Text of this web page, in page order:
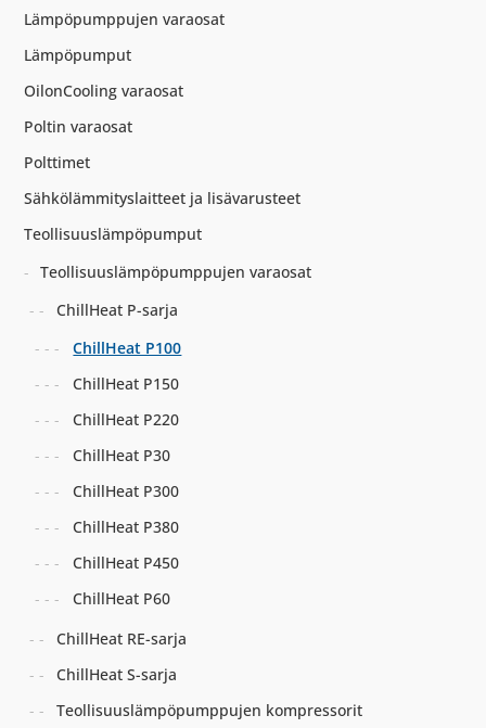
Lämpöpumppujen varaosat
Lämpöpumput
OilonCooling varaosat
Poltin varaosat
Polttimet
Sähkölämmityslaitteet ja lisävarusteet
Teollisuuslämpöpumput
Teollisuuslämpöpumppujen varaosat
ChillHeat P-sarja
ChillHeat P100
ChillHeat P150
ChillHeat P220
ChillHeat P30
ChillHeat P300
ChillHeat P380
ChillHeat P450
ChillHeat P60
ChillHeat RE-sarja
ChillHeat S-sarja
Teollisuuslämpöpumppujen kompressorit